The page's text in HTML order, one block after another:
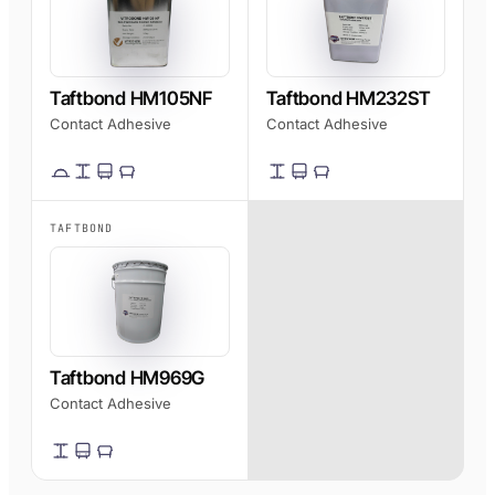
AFT 1200GF
Acrylic Foam Tape
AFT 2064WF
MAG-BROWSE PA
Mga composite at
fibreglass
Taftbond HM105NF
Contact Adhesive
Taftbond HM232ST
Contact Adhesive
TAFTBOND
Taftbond HM969G
Contact Adhesive